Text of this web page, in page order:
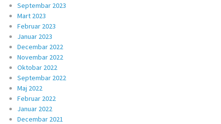
Septembar 2023
Mart 2023
Februar 2023
Januar 2023
Decembar 2022
Novembar 2022
Oktobar 2022
Septembar 2022
Maj 2022
Februar 2022
Januar 2022
Decembar 2021